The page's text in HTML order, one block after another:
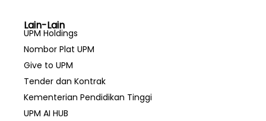
Lain-Lain
UPM Holdings
Nombor Plat UPM
Give to UPM
Tender dan Kontrak
Kementerian Pendidikan Tinggi
UPM AI HUB